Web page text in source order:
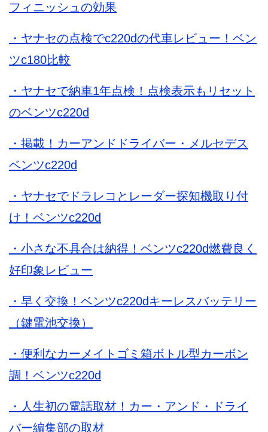
フィニッシュの効果
・ヤナセの点検でc220dの代車レビュー！ベン
ツc180比較
・ヤナセで納車1年点検！点検表示もリセット
のベンツc220d
・掲載！カーアンドドライバー・メルセデス
ベンツc220d
・ヤナセでドラレコとレーダー探知機取り付
け！ベンツc220d
・小さな不具合は納得！ベンツc220d燃費良く
好印象レビュー
・早く交換！ベンツc220dキーレスバッテリー
（鍵電池交換）
・便利なカーメイトゴミ箱ボトル型カーボン
調！ベンツc220d
・人生初の電話取材！カー・アンド・ドライ
バー編集部の取材